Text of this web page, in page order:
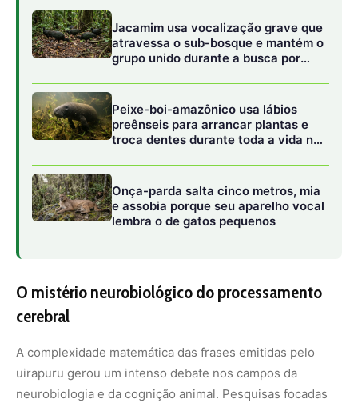
O mistério neurobiológico do processamento
cerebral
A complexidade matemática das frases emitidas pelo
uirapuru gerou um intenso debate nos campos da
neurobiologia e da cognição animal. Pesquisas focadas
indicam que o uirapuru possui uma densidade neuronal
expandida nas áreas responsáveis pelo aprendizado
vocal e pela percepção auditiva. Para conseguir modular
animal precisa coordenar impulsos elétricos em
aéreos com a tensão dos músculos vocais de forma
cirúrgica.
Esse refinamento neurológico intriga cientistas porque
desafia as teorias tradicionais sobre a evolução da
comunicação animal. Em termos evolutivos, a maioria dos